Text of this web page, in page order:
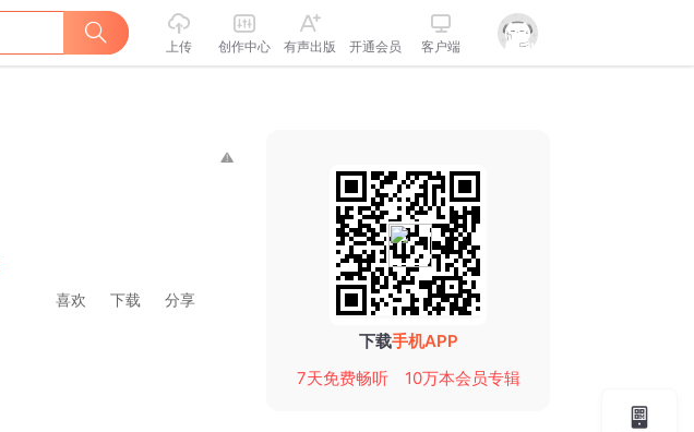
上传 创作中心 有声出版 开通会员 客户端
喜欢 下载 分享
下载手机APP
7天免费畅听
10万本会员专辑